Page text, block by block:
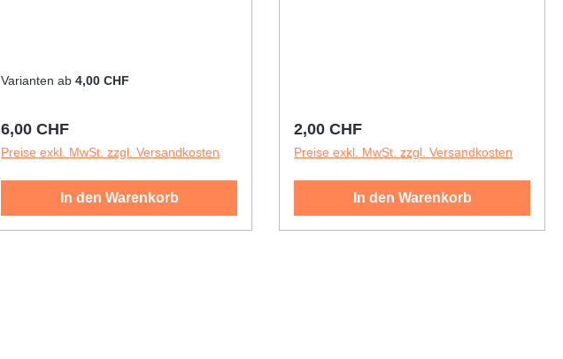
Varianten ab 4,00 CHF
Regulärer Preis:
6,00 CHF
Preise exkl. MwSt. zzgl. Versandkosten
In den Warenkorb
Regulärer Preis:
2,00 CHF
Preise exkl. MwSt. zzgl. Versandkosten
In den Warenkorb